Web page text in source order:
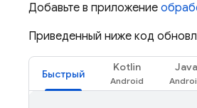
Добавьте в приложение
Приведенный ниже код
Быстрый
Kotlin Java